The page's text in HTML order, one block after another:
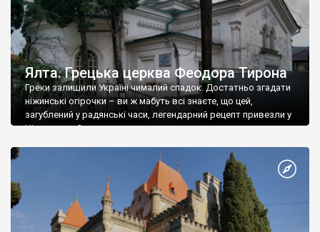
Ялта. Грецька церква Феодора Тирона
Греки залишили Україні чималий спадок. Достатньо згадати
ніжинські огірочки – ви ж мабуть всі знаєте, що цей,
загублений у радянські часи, легендарний рецепт привезли у
Ніжин греки?